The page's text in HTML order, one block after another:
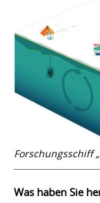
Forschungsschiff
Was haben Sie